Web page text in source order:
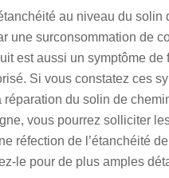
au niveau du solin
une surconsommation de
est aussi un symptôme de
Si vous constatez ces
réparation du solin de
vous pourrez solliciter
réfection de l’étanchéité
le pour de plus amples